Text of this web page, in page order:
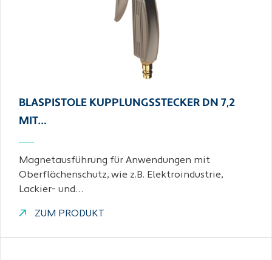
BLASPISTOLE KUPPLUNGSSTECKER DN 7,2
MIT…
Magnetausführung für Anwendungen mit
Oberflächenschutz, wie z.B. Elektroindustrie,
Lackier- und…
ZUM PRODUKT